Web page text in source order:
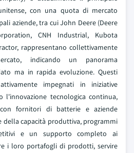
con una quota di mercato
aziende, tra cui John Deere (Deere
CNH Industrial, Kubota
rappresentano collettivamente
indicando un panorama
ma in rapida evoluzione. Questi
impegnati in iniziative
l'innovazione tecnologica continua,
fornitori di batterie e aziende
della capacità produttiva, programmi
e un supporto completo ai
i loro portafogli di prodotti, servire